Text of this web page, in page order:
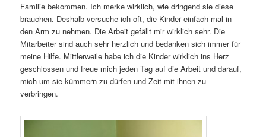
Familie bekommen. Ich merke wirklich, wie dringend sie diese
brauchen. Deshalb versuche ich oft, die Kinder einfach mal in
den Arm zu nehmen. Die Arbeit gefällt mir wirklich sehr. Die
Mitarbeiter sind auch sehr herzlich und bedanken sich immer für
meine Hilfe. Mittlerweile habe ich die Kinder wirklich ins Herz
geschlossen und freue mich jeden Tag auf die Arbeit und darauf,
mich um sie kümmern zu dürfen und Zeit mit ihnen zu
verbringen.